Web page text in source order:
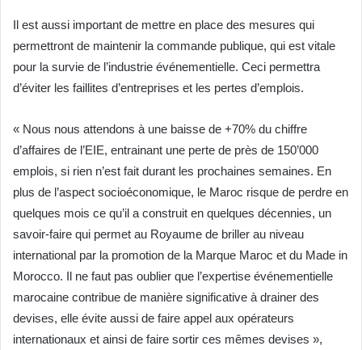
Il est aussi important de mettre en place des mesures qui
permettront de maintenir la commande publique, qui est vitale
pour la survie de l’industrie événementielle. Ceci permettra
d’éviter les faillites d’entreprises et les pertes d’emplois.
« Nous nous attendons à une baisse de +70% du chiffre
d’affaires de l’EIE, entrainant une perte de près de 150’000
emplois, si rien n’est fait durant les prochaines semaines. En
plus de l’aspect socioéconomique, le Maroc risque de perdre en
quelques mois ce qu’il a construit en quelques décennies, un
savoir-faire qui permet au Royaume de briller au niveau
international par la promotion de la Marque Maroc et du Made in
Morocco. Il ne faut pas oublier que l’expertise événementielle
marocaine contribue de manière significative à drainer des
devises, elle évite aussi de faire appel aux opérateurs
internationaux et ainsi de faire sortir ces mêmes devises »,